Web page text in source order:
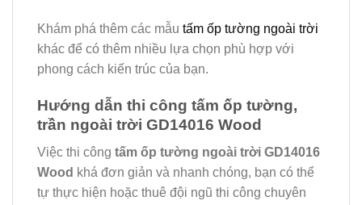
Khám phá thêm các mẫu tấm ốp tường ngoài trời
khác để có thêm nhiều lựa chọn phù hợp với
phong cách kiến trúc của bạn.
Hướng dẫn thi công tấm ốp tường,
trần ngoài trời GD14016 Wood
Việc thi công tấm ốp tường ngoài trời GD14016
Wood khá đơn giản và nhanh chóng, bạn có thể
tự thực hiện hoặc thuê đội ngũ thi công chuyên